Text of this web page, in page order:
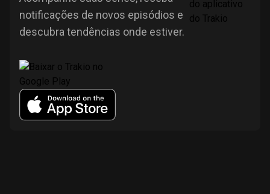
notificações de novos episódios e
descubra tendências onde estiver.